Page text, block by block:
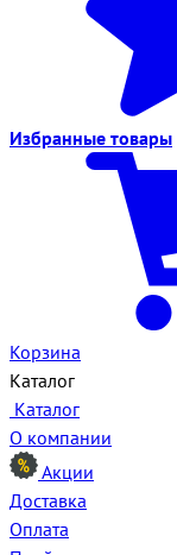
Избранные товары
Корзина
Каталог
Каталог
О компании
Акции
Доставка
Оплата